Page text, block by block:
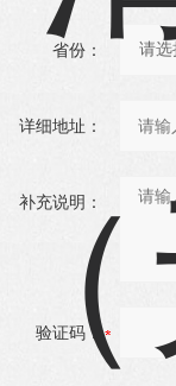
省份：
详细地址：
补充说明：
验证码：